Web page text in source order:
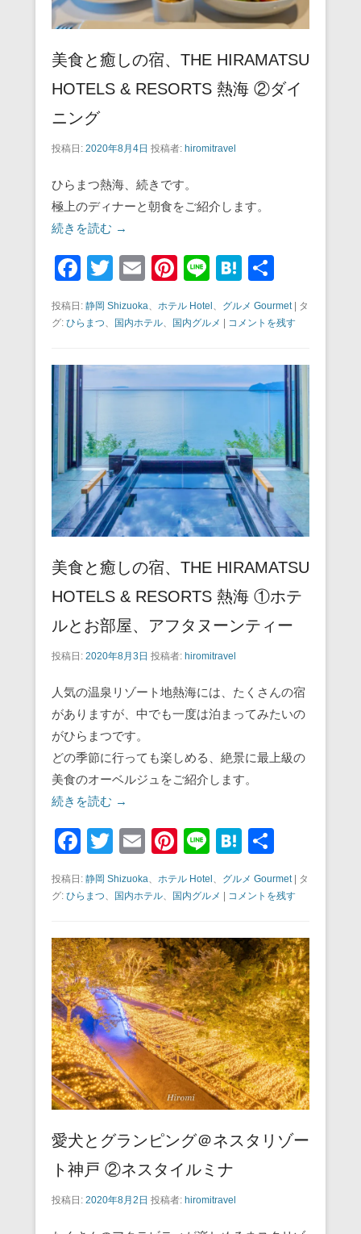
美食と癒しの宿、THE HIRAMATSU
HOTELS & RESORTS 熱海 ②ダイ
ニング
投稿日: 2020年8月4日 投稿者: hiromitravel
ひらまつ熱海、続きです。
極上のディナーと朝食をご紹介します。
続きを読む →
F
a
c
b
o
o
k
T
tt
E
ail
Pi
er
st
Li
e
H
e
a
投稿日: 静岡 Shizuoka、 ホテル Hotel 、 グルメ Gourmet| タ
グ: ひらまつ、 国内ホテル、 国内グルメ コメントを残す
美食と癒しの宿、THE HIRAMATSU
HOTELS & RESORTS 熱海 ①ホテ
ルとお部屋、アフタヌーンティー
投稿日: 2020年8月3日 投稿者: hiromitravel
人気の温泉リゾート地熱海には、たくさんの宿
がありますが、中でも一度は泊まってみたいの
がひらまつです。
どの季節に行っても楽しめる、絶景に最上級の
美食のオーベルジュをご紹介します。
続きを読む →
F
a
c
b
o
o
k
T
tt
E
ail
Pi
er
st
Li
e
H
e
a
投稿日: 静岡 Shizuoka、 ホテル Hotel、 グルメ Gourmet| タ
グ: ひらまつ、 国内ホテル、 国内グルメ | コメントを残す
愛犬とグランピング＠ネスタリゾー
ト神戸 ②ネスタイルミナ
投稿日: 2020年8月2日 投稿者: hiromitravel